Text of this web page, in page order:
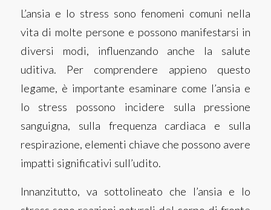
L’ansia e lo stress sono fenomeni comuni nella
vita di molte persone e possono manifestarsi in
diversi modi, influenzando anche la salute
uditiva. Per comprendere appieno questo
legame, è importante esaminare come l’ansia e
lo stress possono incidere sulla pressione
sanguigna, sulla frequenza cardiaca e sulla
respirazione, elementi chiave che possono avere
impatti significativi sull’udito.
Innanzitutto, va sottolineato che l’ansia e lo